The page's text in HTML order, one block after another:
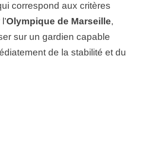
correspond aux critères
Olympique de Marseille,
sur un gardien capable
de la stabilité et du